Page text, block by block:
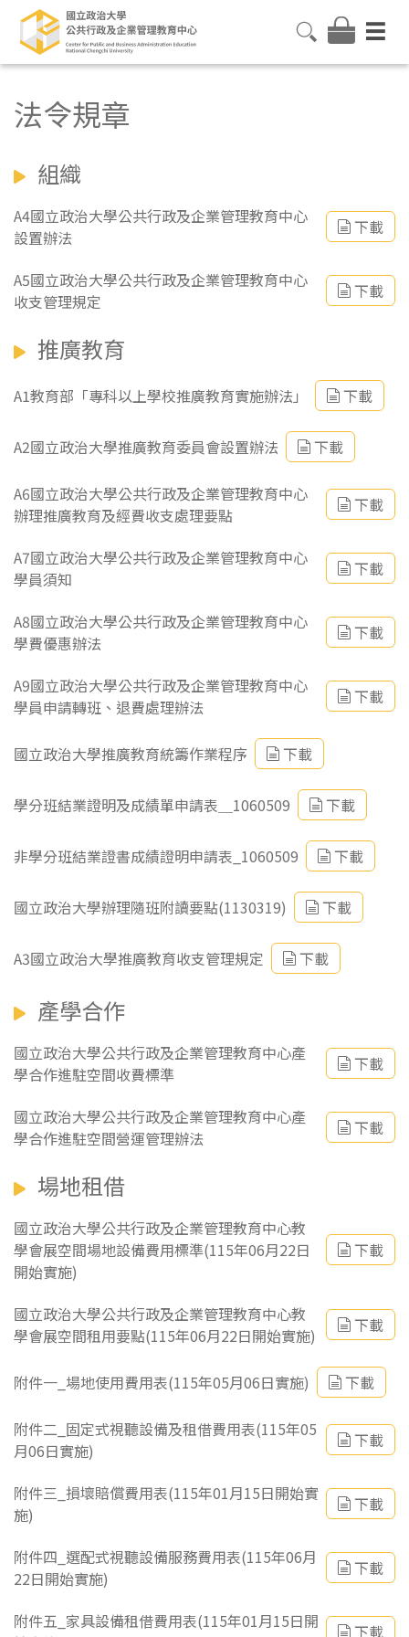
法令規章
組織
A4國立政治大學公共行政及企業管理教育中心
設置辦法
下載
A5國立政治大學公共行政及企業管理教育中心
收支管理規定
下載
推廣教育
A1教育部「專科以上學校推廣教育實施辦法」 下載
A2國立政治大學推廣教育委員會設置辦法 下載
A6國立政治大學公共行政及企業管理教育中心
辦理推廣教育及經費收支處理要點
下載
A7國立政治大學公共行政及企業管理教育中心
學員須知
下載
A8國立政治大學公共行政及企業管理教育中心
學費優惠辦法
下載
A9國立政治大學公共行政及企業管理教育中心
學員申請轉班、退費處理辦法
下載
國立政治大學推廣教育統籌作業程序 下載
學分班結業證明及成績單申請表＿1060509 下載
非學分班結業證書成績證明申請表_1060509 下載
國立政治大學辦理隨班附讀要點(1130319) 下載
A3國立政治大學推廣教育收支管理規定 下載
產學合作
國立政治大學公共行政及企業管理教育中心產
學合作進駐空間收費標準
下載
國立政治大學公共行政及企業管理教育中心產
學合作進駐空間營運管理辦法
下載
場地租借
國立政治大學公共行政及企業管理教育中心教
學會展空間場地設備費用標準(115年06月22日
開始實施)
下載
國立政治大學公共行政及企業管理教育中心教
學會展空間租用要點(115年06月22日開始實施)
下載
附件一_場地使用費用表(115年05月06日實施) 下載
附件二_固定式視聽設備及租借費用表(115年05
月06日實施)
下載
附件三_損壞賠償費用表(115年01月15日開始實
施)
下載
附件四_選配式視聽設備服務費用表(115年06月
22日開始實施)
下載
附件五_家具設備租借費用表(115年01月15日開
下載